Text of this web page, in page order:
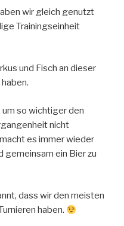
wir gleich genutzt
Trainingseinheit
und Fisch an dieser
um so wichtiger den
nicht
es immer wieder
gemeinsam ein Bier zu
dass wir den meisten
haben.